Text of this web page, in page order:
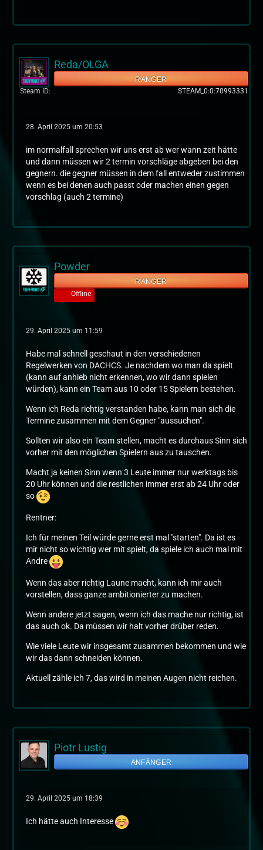
Reda/OLGA
RANGER
Steam ID
STEAM_0:0:70993331
28. April 2025 um 20:53
im normalfall sprechen wir uns erst ab wer wann zeit hätte
und dann müssen wir 2 termin vorschläge abgeben bei den
gegnern. die gegner müssen in dem fall entweder zustimmen
wenn es bei denen auch passt oder machen einen gegen
vorschlag (auch 2 termine)
Powder
RANGER
Offline
29. April 2025 um 11:59
Habe mal schnell geschaut in den verschiedenen
Regelwerken von DACHCS. Je nachdem wo man da spielt
(kann auf anhieb nicht erkennen, wo wir dann spielen
würden), kann ein Team aus 10 oder 15 Spielern bestehen.
Wenn ich Reda richtig verstanden habe, kann man sich die
Termine zusammen mit dem Gegner "aussuchen".
Sollten wir also ein Team stellen, macht es durchaus Sinn sich
vorher mit den möglichen Spielern aus zu tauschen.
Macht ja keinen Sinn wenn 3 Leute immer nur werktags bis
20 Uhr können und die restlichen immer erst ab 24 Uhr oder
so
Rentner:
Ich für meinen Teil würde gerne erst mal "starten". Da ist es
mir nicht so wichtig wer mit spielt, da spiele ich auch mal mit
Andre
Wenn das aber richtig Laune macht, kann ich mir auch
vorstellen, dass ganze ambitionierter zu machen.
Wenn andere jetzt sagen, wenn ich das mache nur richtig, ist
das auch ok. Da müssen wir halt vorher drüber reden.
Wie viele Leute wir insgesamt zusammen bekommen und wie
wir das dann schneiden können.
Aktuell zähle ich 7, das wird in meinen Augen nicht reichen.
Piotr Lustig
ANFÄNGER
29. April 2025 um 18:39
Ich hätte auch Interesse